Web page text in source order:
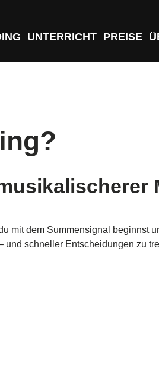
UNTERRICHT PREISE
mit dem Summensignal beginnst
und schneller Entscheidungen zu